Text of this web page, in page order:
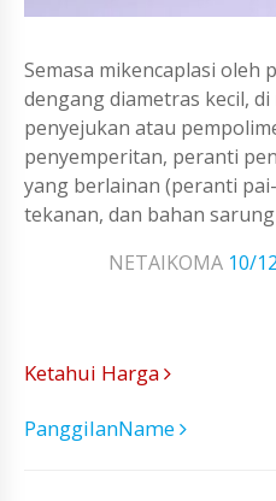
Semasa mikencaplasi
dengang diametras kecil,
penyejukan atau
penyemperitan, peranti
yang berlainan (peranti
tekanan, dan bahan
NETAIKOMA 10/
Ketahui Harga
PanggilanName